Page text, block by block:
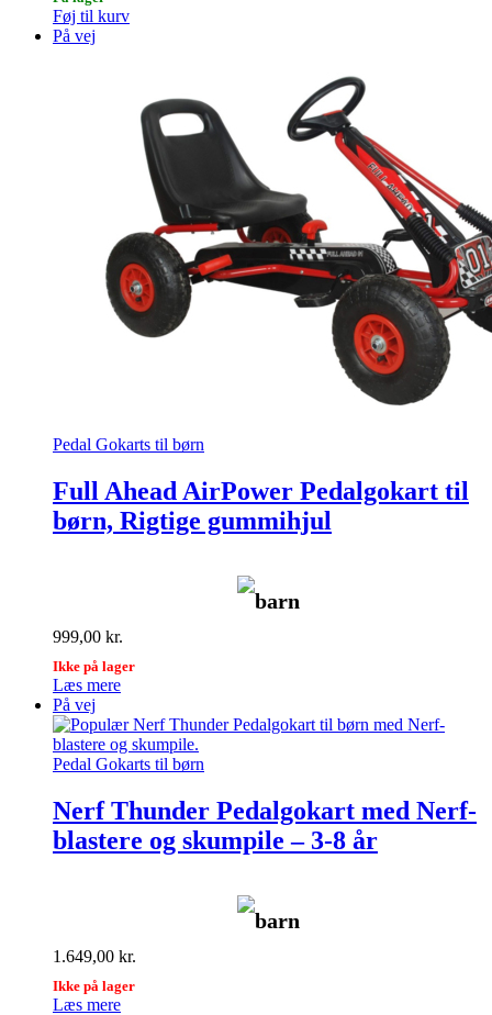
Føj til kurv
På vej
Pedal Gokarts til børn
Full Ahead AirPower Pedalgokart til
børn, Rigtige gummihjul
barn
999,00 kr.
Ikke på lager
Læs mere
På vej
Pedal Gokarts til børn
Nerf Thunder Pedalgokart med Nerf-
blastere og skumpile – 3-8 år
barn
1.649,00 kr.
Ikke på lager
Læs mere